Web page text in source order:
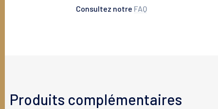
Consultez notre FAQ
Produits complémentaires